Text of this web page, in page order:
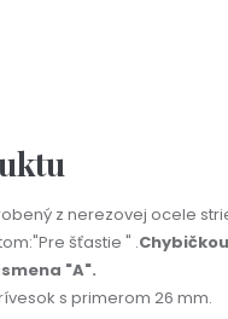
z nerezovej ocele
šťastie " .
"A".
s primerom 26 mm.